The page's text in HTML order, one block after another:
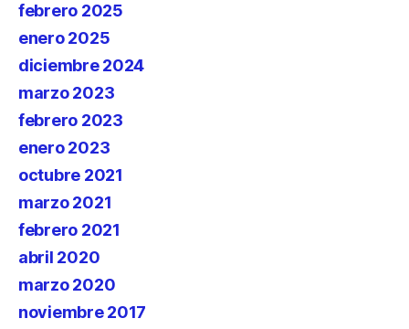
febrero 2025
enero 2025
diciembre 2024
marzo 2023
febrero 2023
enero 2023
octubre 2021
marzo 2021
febrero 2021
abril 2020
marzo 2020
noviembre 2017